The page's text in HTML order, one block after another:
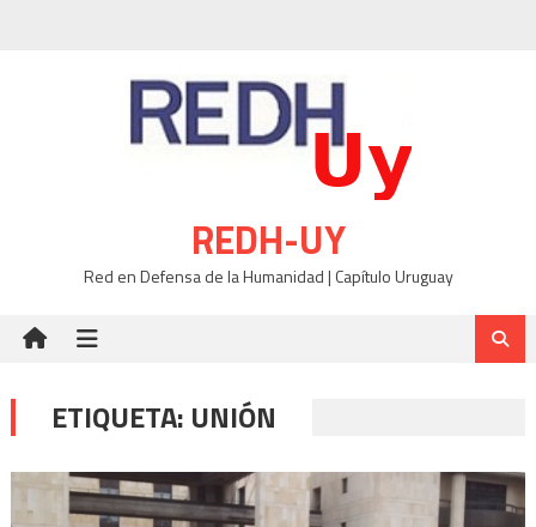
REDH-UY
Red en Defensa de la Humanidad | Capítulo Uruguay
ETIQUETA: UNIÓN